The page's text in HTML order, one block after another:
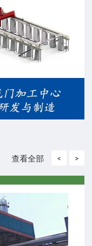
查看全部 < >